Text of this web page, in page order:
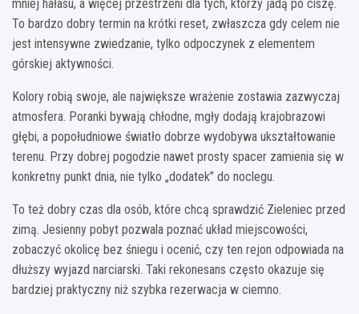
mniej hałasu, a więcej przestrzeni dla tych, którzy jadą po ciszę.
To bardzo dobry termin na krótki reset, zwłaszcza gdy celem nie
jest intensywne zwiedzanie, tylko odpoczynek z elementem
górskiej aktywności.
Kolory robią swoje, ale największe wrażenie zostawia zazwyczaj
atmosfera. Poranki bywają chłodne, mgły dodają krajobrazowi
głębi, a popołudniowe światło dobrze wydobywa ukształtowanie
terenu. Przy dobrej pogodzie nawet prosty spacer zamienia się w
konkretny punkt dnia, nie tylko „dodatek” do noclegu.
To też dobry czas dla osób, które chcą sprawdzić Zieleniec przed
zimą. Jesienny pobyt pozwala poznać układ miejscowości,
zobaczyć okolicę bez śniegu i ocenić, czy ten rejon odpowiada na
dłuższy wyjazd narciarski. Taki rekonesans często okazuje się
bardziej praktyczny niż szybka rezerwacja w ciemno.